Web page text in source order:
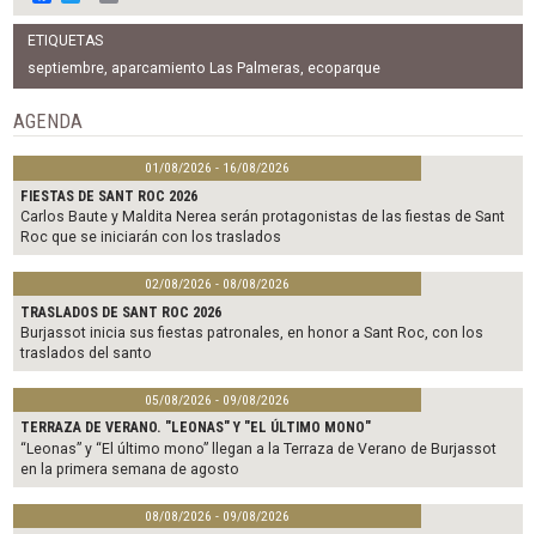
a
c
e
b
o
o
k
w
i
t
t
e
m
a
l
ETIQUETAS
septiembre, aparcamiento Las Palmeras, ecoparque
AGENDA
01/08/2026 - 16/08/2026
FIESTAS DE SANT ROC 2026
Carlos Baute y Maldita Nerea serán protagonistas de las fiestas de Sant
Roc que se iniciarán con los traslados
02/08/2026 - 08/08/2026
TRASLADOS DE SANT ROC 2026
Burjassot inicia sus fiestas patronales, en honor a Sant Roc, con los
traslados del santo
05/08/2026 - 09/08/2026
TERRAZA DE VERANO. "LEONAS" Y "EL ÚLTIMO MONO"
“Leonas” y “El último mono” llegan a la Terraza de Verano de Burjassot
en la primera semana de agosto
08/08/2026 - 09/08/2026